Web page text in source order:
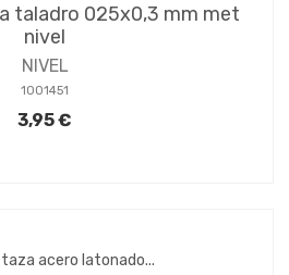
taladro 025x0,3 mm met
nivel
NIVEL
1001451
3,95 €